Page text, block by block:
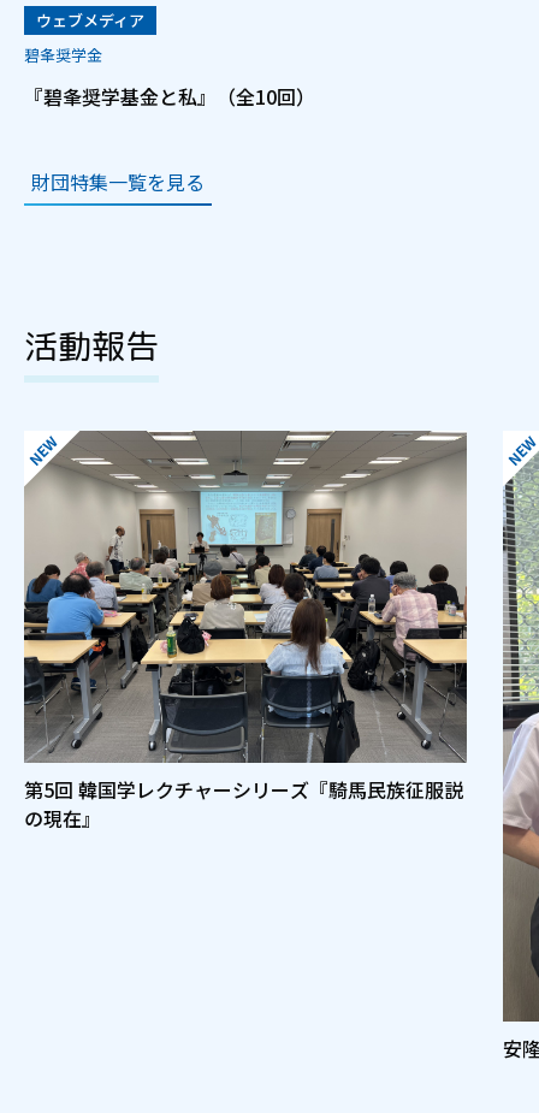
ウェブメディア
碧夆奨学金
『碧夆奨学基金と私』（全10回）
財団特集一覧を見る
活動報告
第5回 韓国学レクチャーシリーズ『騎馬民族征服説
の現在』
安